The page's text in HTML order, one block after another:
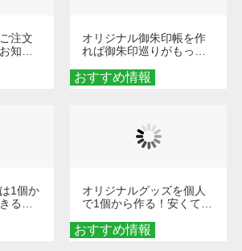
注文
知ら
おすすめ情報
オリジナル御朱印帳を作
れば御朱印巡りがもっと
ダーメイドする魅力と選
び方
1個か
る！
活用
おすすめ情報
オリジナルグッズを個人
で1個から作る！安くて簡
秘訣